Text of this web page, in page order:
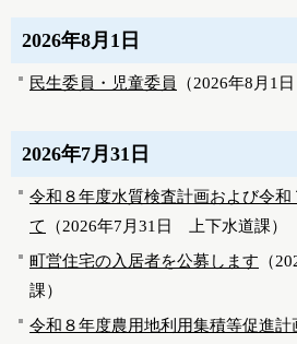
2026年8月1日
民生委員・児童委員 （2026年8月1日
2026年7月31日
令和８年度水質検査計画および令
て
（2026年7月31日 上下水道課）
町営住宅の入居者を公募します （
課）
令和８年度農用地利用集積等促進計